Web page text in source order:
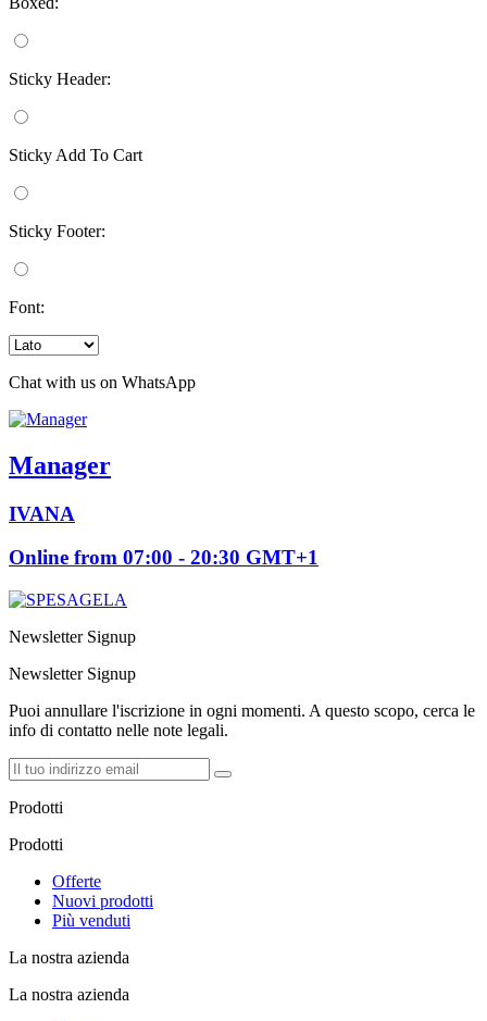
Sticky Header:
Sticky Add To Cart
Sticky Footer:
Font:
Chat with us on WhatsApp
Manager
IVANA
Online from 07:00 - 20:30 GMT+1
Newsletter Signup
Newsletter Signup
Puoi annullare l'iscrizione in ogni momenti. A questo scopo, cerca le
info di contatto nelle note legali.
Prodotti
Prodotti
Offerte
Nuovi prodotti
Più venduti
La nostra azienda
La nostra azienda